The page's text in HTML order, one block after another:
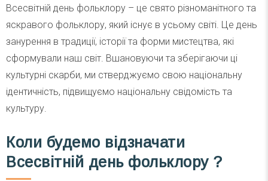
Всесвітній день фольклору – це свято різноманітного та
яскравого фольклору, який існує в усьому світі. Це день
занурення в традиції, історії та форми мистецтва, які
сформували наш світ. Вшановуючи та зберігаючи ці
культурні скарби, ми стверджуємо свою національну
ідентичність, підвищуємо національну свідомість та
культуру.
Коли будемо відзначати
Всесвітній день фольклору ?